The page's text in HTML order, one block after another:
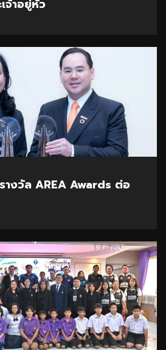
จ้าอยู่หัว
างวัล AREA Awards ต่อ